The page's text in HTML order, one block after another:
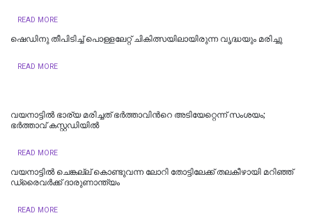
READ MORE
ഷെഡിനു തീപിടിച്ച് പൊള്ളലേറ്റ് ചികിത്സയിലായിരുന്ന വൃദ്ധയും മരിച്ചു
READ MORE
വയനാട്ടില്‍ ഭാര്യ മരിച്ചത് ഭര്‍ത്താവിന്‍റെ അടിയേറ്റെന്ന് സംശയം;
ഭർത്താവ് കസ്റ്റഡിയില്‍
READ MORE
വയനാട്ടില്‍ ചെങ്കല്ല് കൊണ്ടുവന്ന ലോറി തോട്ടിലേക്ക് തലകീഴായി മറിഞ്ഞ്
ഡ്രൈവര്‍ക്ക് ദാരുണാന്ത്യം
READ MORE